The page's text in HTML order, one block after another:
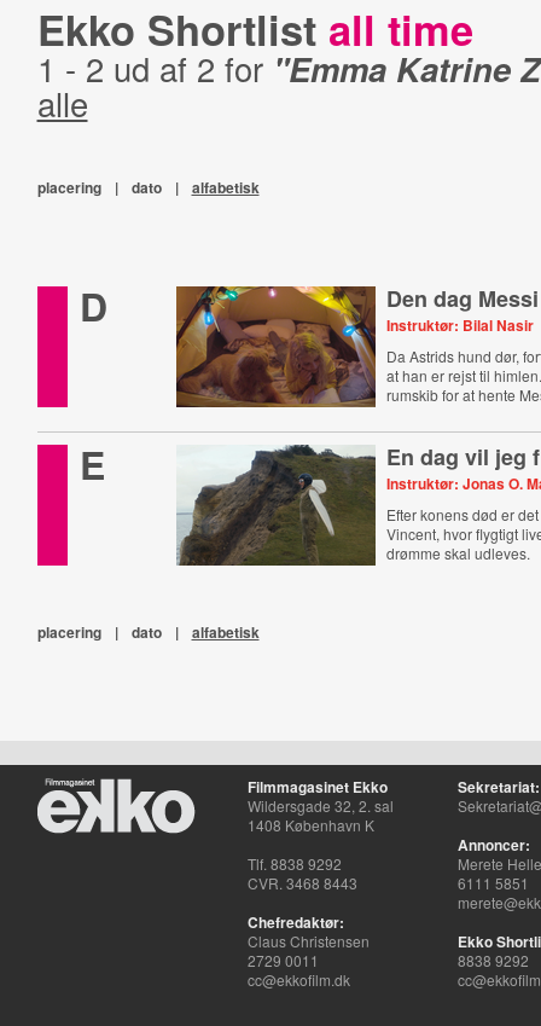
Ekko Shortlist all time
1 - 2 ud af 2 for "Emma Katrine
alle
placering | dato | alfabetisk
D Den dag
Instruktør: Bilal Nasir
Da Astrids hund dør,
at han er rejst til
rumskib for at hente
E En dag vil jeg
Instruktør: Jonas O.
Efter konens død er
Vincent, hvor flygtigt
drømme skal udleves.
placering | dato | alfabetisk
Filmmagasinet Ekko
Wildersgade 32, 2. sal
1408 København K
Tlf. 8838 9292
CVR. 3468 8443
Chefredaktør:
Claus Christensen
2729 0011
cc@ekkofilm.dk
Sekretariat:
Annoncer:
Merete
6111 5851
Ekko
8838 9292